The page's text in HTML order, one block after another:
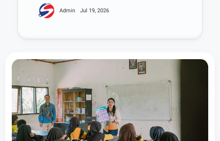
Admin Jul 19, 2026